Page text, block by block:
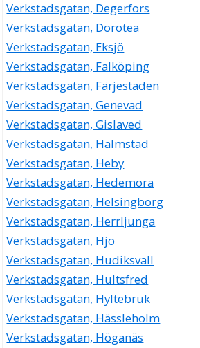
Verkstadsgatan, Degerfors
Verkstadsgatan, Dorotea
Verkstadsgatan, Eksjö
Verkstadsgatan, Falköping
Verkstadsgatan, Färjestaden
Verkstadsgatan, Genevad
Verkstadsgatan, Gislaved
Verkstadsgatan, Halmstad
Verkstadsgatan, Heby
Verkstadsgatan, Hedemora
Verkstadsgatan, Helsingborg
Verkstadsgatan, Herrljunga
Verkstadsgatan, Hjo
Verkstadsgatan, Hudiksvall
Verkstadsgatan, Hultsfred
Verkstadsgatan, Hyltebruk
Verkstadsgatan, Hässleholm
Verkstadsgatan, Höganäs